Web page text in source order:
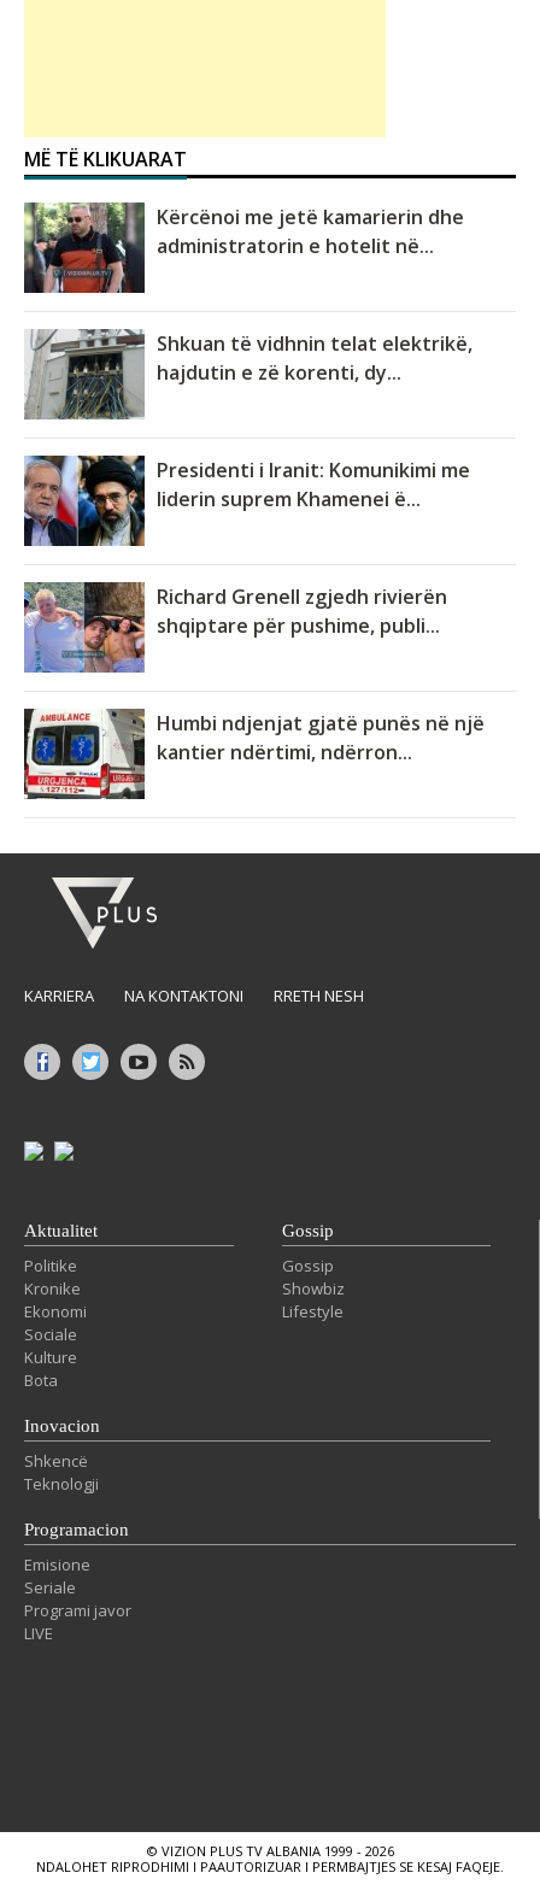
MË TË KLIKUARAT
Kërcënoi me jetë kamarierin dhe
administratorin e hotelit në...
Shkuan të vidhnin telat elektrikë,
hajdutin e zë korenti, dy...
Presidenti i Iranit: Komunikimi me
liderin suprem Khamenei ë...
Richard Grenell zgjedh rivierën
shqiptare për pushime, publi...
Humbi ndjenjat gjatë punës në një
kantier ndërtimi, ndërron...
KARRIERA NA KONTAKTONI RRETH NESH
Aktualitet
Politike
Kronike
Ekonomi
Sociale
Kulture
Bota
Gossip
Gossip
Showbiz
Lifestyle
Inovacion
Shkencë
Teknologji
Programacion
Emisione
Seriale
Programi javor
LIVE
© VIZION PLUS TV ALBANIA 1999 - 2026
NDALOHET RIPRODHIMI I PAAUTORIZUAR I PERMBAJTJES SE KESAJ FAQEJE.